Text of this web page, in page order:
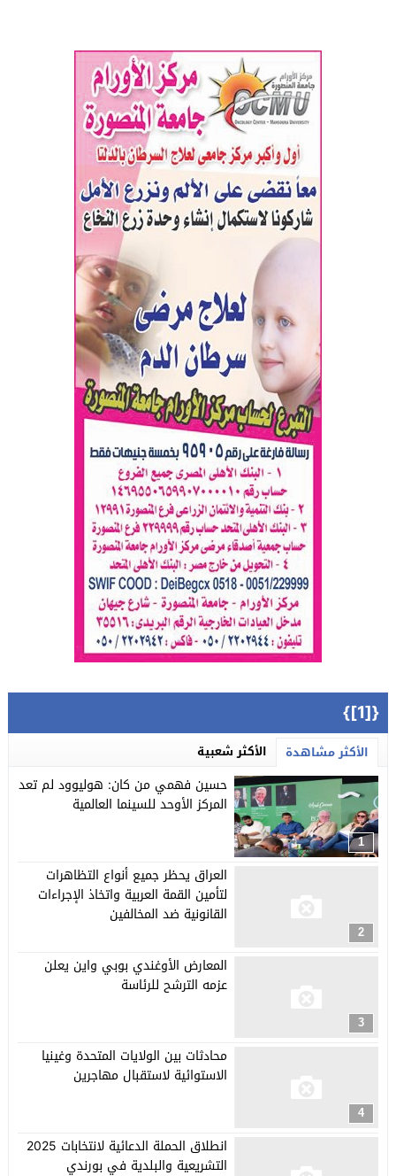
{[1]}
الأكثر مشاهدة الأكثر شعبية
1
حسين فهمي من كان: هوليوود لم تعد
المركز الأوحد للسينما العالمية
2
العراق يحظر جميع أنواع التظاهرات
لتأمين القمة العربية واتخاذ الإجراءات
القانونية ضد المخالفين
3
المعارض الأوغندي بوبي واين يعلن
عزمه الترشح للرئاسة
4
محادثات بين الولايات المتحدة وغينيا
الاستوائية لاستقبال مهاجرين
انطلاق الحملة الدعائية لانتخابات 2025
التشريعية والبلدية في بورندي